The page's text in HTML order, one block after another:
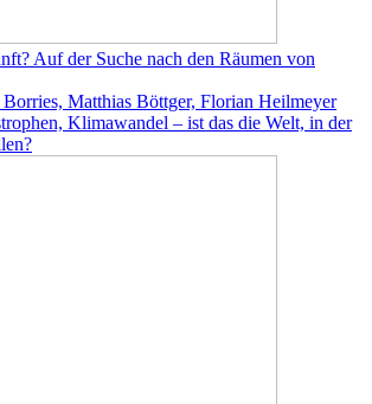
Auf der Suche nach den Räumen von
Matthias Böttger, Florian Heilmeyer
Klimawandel – ist das die Welt, in der